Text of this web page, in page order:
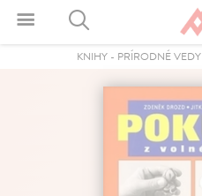
KNIHY - PRÍRODNÉ VEDY